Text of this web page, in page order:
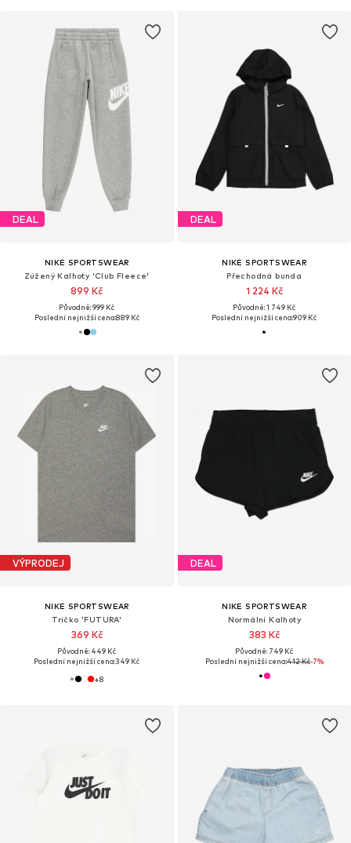
DEAL
NIKE SPORTSWEAR
Zúžený Kalhoty 'Club Fleece'
899 Kč
Původně: 999 Kč
Poslední nejnižší cena:889 Kč
DEAL
NIKE SPORTSWEAR
Přechodná bunda
1 224 Kč
Původně: 1 749 Kč
Poslední nejnižší cena:909 Kč
VÝPRODEJ
NIKE SPORTSWEAR
Tričko 'FUTURA'
369 Kč
Původně: 449 Kč
Poslední nejnižší cena:349 Kč
+8
DEAL
NIKE SPORTSWEAR
Normální Kalhoty
383 Kč
Původně: 749 Kč
Poslední nejnižší cena:412 Kč-7%